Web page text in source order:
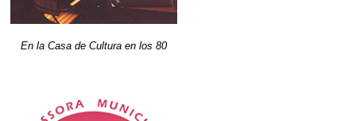
En la Casa de Cultura en los 80